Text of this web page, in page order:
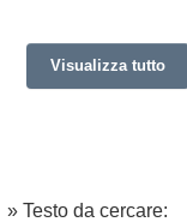
Visualizza tutto
» Testo da cercare: